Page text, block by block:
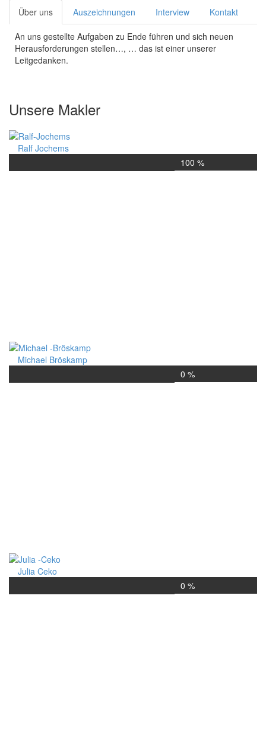
Über uns Auszeichnungen Interview Kontakt
An uns gestellte Aufgaben zu Ende führen und sich neuen
Herausforderungen stellen…, … das ist einer unserer
Leitgedanken.
Unsere Makler
Ralf Jochems
100 %
Michael Bröskamp
0 %
Julia Ceko
0 %